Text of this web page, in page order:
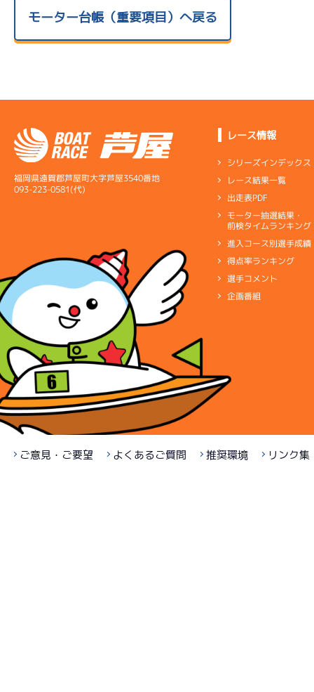
モーター台帳（重要項目）へ戻る
福岡県遠賀郡芦屋町大字芦屋3540番地
093-223-0581(代)
レース情報
シリーズインデックス
レース結果一覧
出走表PDF
モーター抽選結果・
前検タイムランキング
進入コース別選手成績
得点率ランキング
選手コメント
企画番組
ご意見・ご要望 よくあるご質問 推奨環境 リンク集